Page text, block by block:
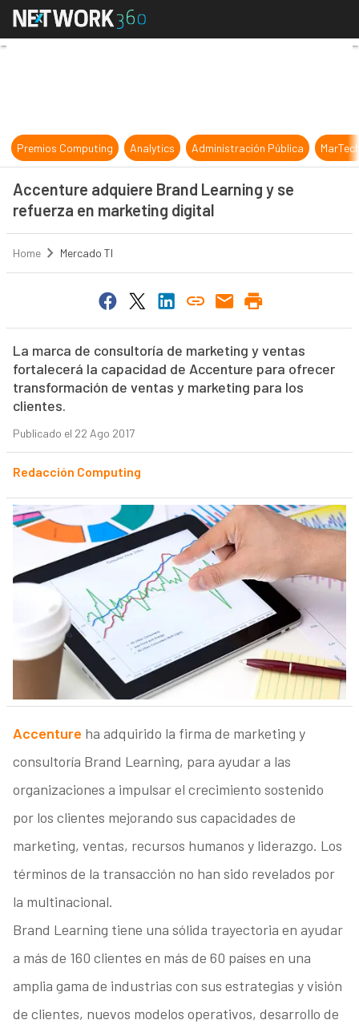
Accenture adquiere Brand
Premios Computing Analytics Administración Pública
Accenture adquiere Brand Learning y se
refuerza en marketing digital
Home Mercado TI
La marca de consultoría de marketing y ventas
fortalecerá la capacidad de Accenture para ofrecer
transformación de ventas y marketing para los
clientes.
Publicado el 22 Ago 2017
Redacción Computing
Accenture ha adquirido la firma de marketing y
consultoría Brand Learning, para ayudar a las
organizaciones a impulsar el crecimiento sostenido
por los clientes mejorando sus capacidades de
marketing, ventas, recursos humanos y liderazgo. Los
términos de la transacción no han sido revelados por
la multinacional.
Brand Learning tiene una sólida trayectoria en ayudar
a más de 160 clientes en más de 60 países en una
amplia gama de industrias con sus estrategias y visión
de clientes, nuevos modelos operativos, desarrollo de